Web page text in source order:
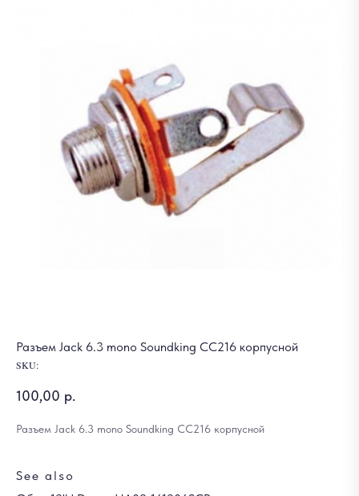
Разъем Jack 6.3 mono Soundking CC216 корпусной
SKU:
100,00 р.
Разъем Jack 6.3 mono Soundking CC216 корпусной
See also